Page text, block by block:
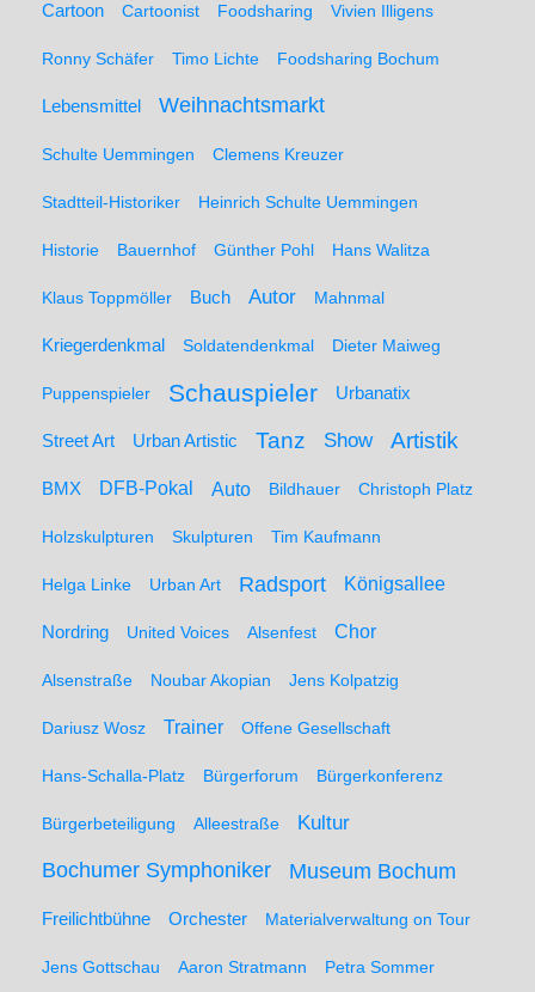
Cartoon Cartoonist Foodsharing Vivien Illigens
Ronny Schäfer Timo Lichte Foodsharing Bochum
Lebensmittel Weihnachtsmarkt
Schulte Uemmingen Clemens Kreuzer
Stadtteil-Historiker Heinrich Schulte Uemmingen
Historie Bauernhof Günther Pohl Hans Walitza
Klaus Toppmöller Buch Autor Mahnmal
Kriegerdenkmal Soldatendenkmal Dieter Maiweg
Puppenspieler Schauspieler Urbanatix
Street Art Urban Artistic Tanz Show Artistik
BMX DFB-Pokal Auto Bildhauer Christoph Platz
Holzskulpturen Skulpturen Tim Kaufmann
Helga Linke Urban Art Radsport Königsallee
Nordring United Voices Alsenfest Chor
Alsenstraße Noubar Akopian Jens Kolpatzig
Dariusz Wosz Trainer Offene Gesellschaft
Hans-Schalla-Platz Bürgerforum Bürgerkonferenz
Bürgerbeteiligung Alleestraße Kultur
Bochumer Symphoniker Museum Bochum
Freilichtbühne Orchester Materialverwaltung on Tour
Jens Gottschau Aaron Stratmann Petra Sommer